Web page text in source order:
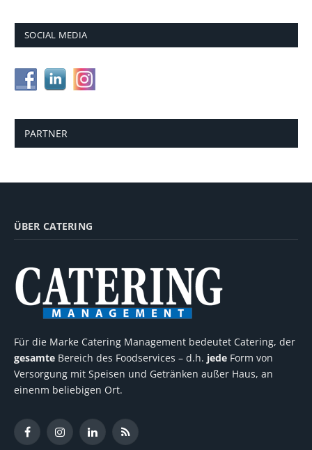
SOCIAL MEDIA
PARTNER
ÜBER CATERING
Für die Marke Catering Management bedeutet Catering, der
gesamte Bereich des Foodservices – d.h. jede Form von
Versorgung mit Speisen und Getränken außer Haus, an
einenm beliebigen Ort.
FacebookInstagramLinkedInRSS